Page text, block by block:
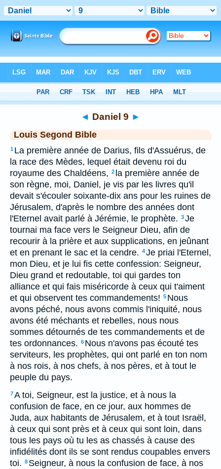
◄ Daniel 9 ►
Louis Segond Bible
1 La première année de Darius, fils d'Assuérus, de
la race des Mèdes, lequel était devenu roi du
royaume des Chaldéens, 2 la première année de
son règne, moi, Daniel, je vis par les livres qu'il
devait s'écouler soixante-dix ans pour les ruines de
Jérusalem, d'après le nombre des années dont
l'Eternel avait parlé à Jérémie, le prophète. 3Je
tournai ma face vers le Seigneur Dieu, afin de
recourir à la prière et aux supplications, en jeûnant
et en prenant le sac et la cendre. 4Je priai l'Eternel,
mon Dieu, et je lui fis cette confession: Seigneur,
Dieu grand et redoutable, toi qui gardes ton
alliance et qui fais miséricorde à ceux qui t'aiment
et qui observent tes commandements! 5 Nous
avons péché, nous avons commis l'iniquité, nous
avons été méchants et rebelles, nous nous
sommes détournés de tes commandements et de
tes ordonnances. 6 Nous n'avons pas écouté tes
serviteurs, les prophètes, qui ont parlé en ton nom
à nos rois, à nos chefs, à nos pères, et à tout le
peuple du pays.
7A toi, Seigneur, est la justice, et à nous la
confusion de face, en ce jour, aux hommes de
Juda, aux habitants de Jérusalem, et à tout Israël,
à ceux qui sont près et à ceux qui sont loin, dans
tous les pays où tu les as chassés à cause des
infidélités dont ils se sont rendus coupables envers
toi. 8 Seigneur, à nous la confusion de face, à nos